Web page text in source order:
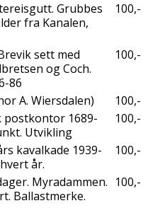
Grubbes
fra Kanalen,
100,-
sett med
og Coch.
86
100,-
A. Wiersdalen)
100,-
postkontor 1689-
Utvikling
100,-
kavalkade 1939-
år.
100,-
Myradammen.
Ballastmerke.
100,-